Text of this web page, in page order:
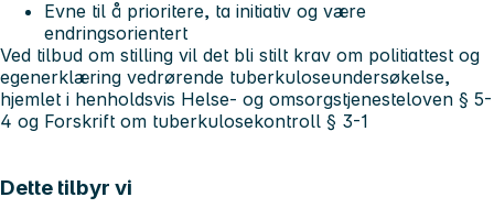
Evne til å prioritere, ta initiativ og være
endringsorientert
Ved tilbud om stilling vil det bli stilt krav om politiattest og
egenerklæring vedrørende tuberkuloseundersøkelse,
hjemlet i henholdsvis Helse- og omsorgstjenesteloven § 5-
4 og Forskrift om tuberkulosekontroll § 3-1
Dette tilbyr vi